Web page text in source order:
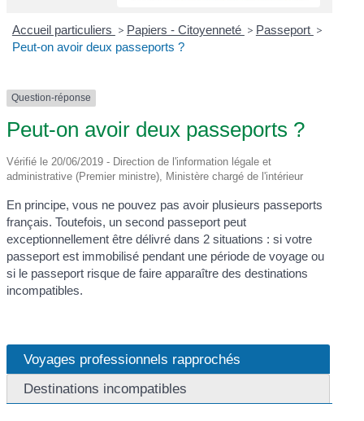
Accueil particuliers > Papiers - Citoyenneté > Passeport >
Peut-on avoir deux passeports ?
Question-réponse
Peut-on avoir deux passeports ?
Vérifié le 20/06/2019 - Direction de l'information légale et
administrative (Premier ministre), Ministère chargé de l'intérieur
En principe, vous ne pouvez pas avoir plusieurs passeports
français. Toutefois, un second passeport peut
exceptionnellement être délivré dans 2 situations : si votre
passeport est immobilisé pendant une période de voyage ou
si le passeport risque de faire apparaître des destinations
incompatibles.
Voyages professionnels rapprochés
Destinations incompatibles